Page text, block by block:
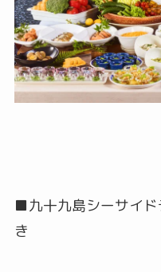
■九十九島シーサイ
き